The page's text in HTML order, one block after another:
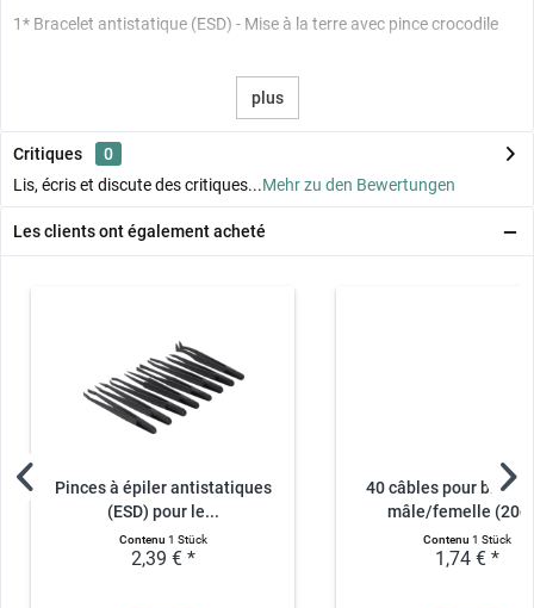
1* Bracelet antistatique (ESD) - Mise à la terre avec pince crocodile
plus
Critiques
0
Lis, écris et discute des critiques...Mehr zu den Bewertungen
Les clients ont également acheté
Pinces à épiler antistatiques
(ESD) pour le...
Contenu 1 Stück
2,39 € *
40 câbles pour
mâle/femelle
Contenu1 Stück
1,74 € *